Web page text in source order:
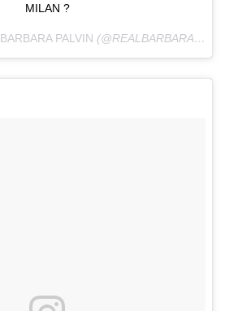
MILAN ?
BARBARA PALVIN (@REALBARBARAPALVIN) ON